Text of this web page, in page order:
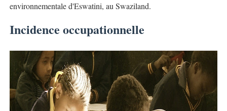
environnementale d'Eswatini, au Swaziland.
Incidence occupationnelle